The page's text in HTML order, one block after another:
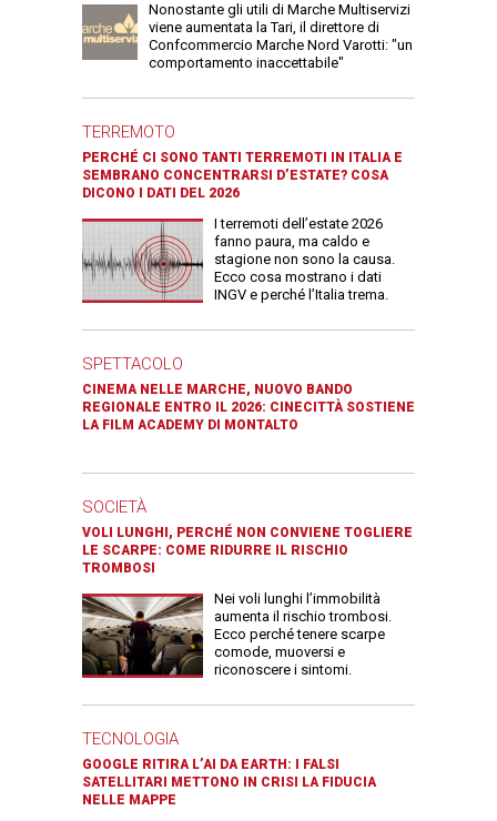
Nonostante gli utili di Marche Multiservizi
viene aumentata la Tari, il direttore di
Confcommercio Marche Nord Varotti: "un
comportamento inaccettabile"
TERREMOTO
PERCHÉ CI SONO TANTI TERREMOTI IN ITALIA E
SEMBRANO CONCENTRARSI D’ESTATE? COSA
DICONO I DATI DEL 2026
I terremoti dell’estate 2026
fanno paura, ma caldo e
stagione non sono la causa.
Ecco cosa mostrano i dati
INGV e perché l’Italia trema.
SPETTACOLO
CINEMA NELLE MARCHE, NUOVO BANDO
REGIONALE ENTRO IL 2026: CINECITTÀ SOSTIENE
LA FILM ACADEMY DI MONTALTO
SOCIETÀ
VOLI LUNGHI, PERCHÉ NON CONVIENE TOGLIERE
LE SCARPE: COME RIDURRE IL RISCHIO
TROMBOSI
Nei voli lunghi l’immobilità
aumenta il rischio trombosi.
Ecco perché tenere scarpe
comode, muoversi e
riconoscere i sintomi.
TECNOLOGIA
GOOGLE RITIRA L’AI DA EARTH: I FALSI
SATELLITARI METTONO IN CRISI LA FIDUCIA
NELLE MAPPE